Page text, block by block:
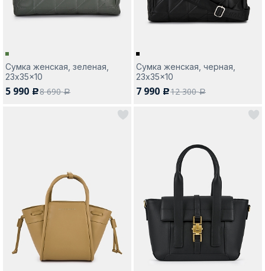
Сумка женская, зеленая,
23x35x10
5 990 c8 690a
Сумка женская, черная,
23x35x10
7 990 c12 300a